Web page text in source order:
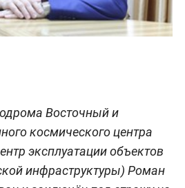
Восточный и
космического центра
эксплуатации объектов
инфраструктуры) Роман